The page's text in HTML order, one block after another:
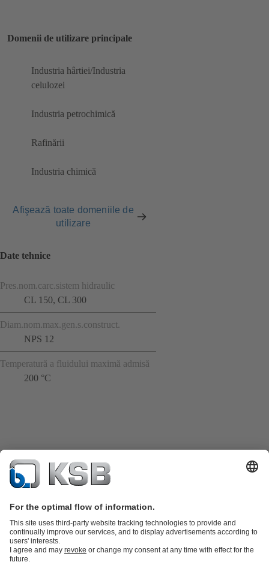
Domenii de utilizare principale
Industria hârtiei/Industria
celulozei
Industria petrochimică
Rafinării
Industria chimică
Afişează toate domeniile de
utilizare
Date tehnice
Pres.nom.carc.sistem hidraulic
CL 150, CL 300
Diam.nom.max.gen.s.construct.
NPS 12
Temperatură a fluidului maximă admisă
200 °C